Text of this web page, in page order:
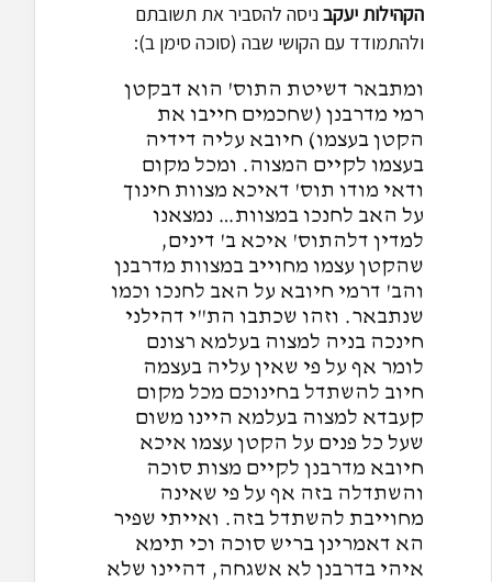
הקהילות יעקב ניסה להסביר את תשובתם
ולהתמודד עם הקושי שבה (סוכה סימן ב):
ומתבאר דשיטת התוס' הוא דבקטן
רמי מדרבנן (שחכמים חייבו את
הקטן בעצמו) חיובא עליה דידיה
בעצמו לקיים המצוה. ומכל מקום
ודאי מודו תוס' דאיכא מצוות חינוך
על האב לחנכו במצוות… נמצאנו
למדין דלהתוס' איכא ב' דינים,
שהקטן עצמו מחוייב במצוות מדרבנן
והב' דרמי חיובא על האב לחנכו וכמו
שנתבאר. וזהו שכתבו הת"י דהילני
חינכה בניה למצוה בעלמא רצונם
לומר אף על פי שאין עליה בעצמה
חיוב להשתדל בחינוכם מכל מקום
קעבדא למצוה בעלמא היינו משום
שעל כל פנים על הקטן עצמו איכא
חיובא מדרבנן לקיים מצות סוכה
והשתדלה בזה אף על פי שאינה
מחוייבת להשתדל בזה. ואייתי שפיר
הא דאמרינן בריש סוכה וכי תימא
איהי בדרבנן לא אשגחה, דהיינו שלא